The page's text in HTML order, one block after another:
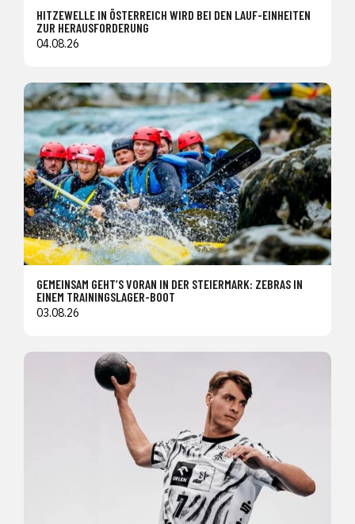
HITZEWELLE IN ÖSTERREICH WIRD BEI DEN LAUF-EINHEITEN
ZUR HERAUSFORDERUNG
04.08.26
GEMEINSAM GEHT’S VORAN IN DER STEIERMARK: ZEBRAS IN
EINEM TRAININGSLAGER-BOOT
03.08.26